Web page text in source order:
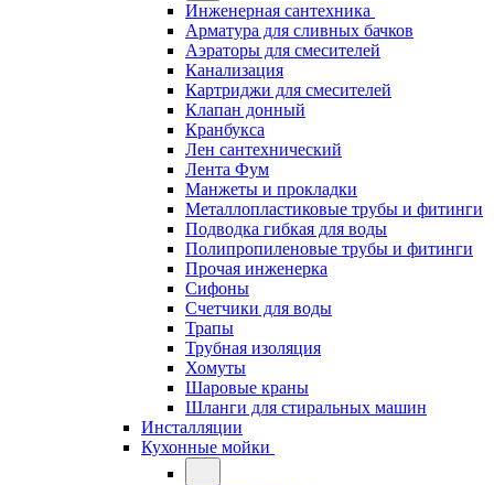
Инженерная сантехника
Арматура для сливных бачков
Аэраторы для смесителей
Канализация
Картриджи для смесителей
Клапан донный
Кранбукса
Лен сантехнический
Лента Фум
Манжеты и прокладки
Металлопластиковые трубы и фитинги
Подводка гибкая для воды
Полипропиленовые трубы и фитинги
Прочая инженерка
Сифоны
Счетчики для воды
Трапы
Трубная изоляция
Хомуты
Шаровые краны
Шланги для стиральных машин
Инсталляции
Кухонные мойки